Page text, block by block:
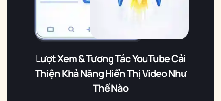
Lượt Xem & Tương Tác YouTube Cải
Thiện Khả Năng Hiển Thị Video Như
Thế Nào